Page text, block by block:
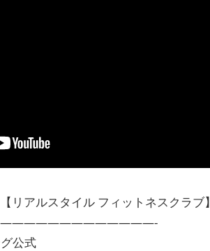
リアルスタイル フィットネスクラブ】
公式